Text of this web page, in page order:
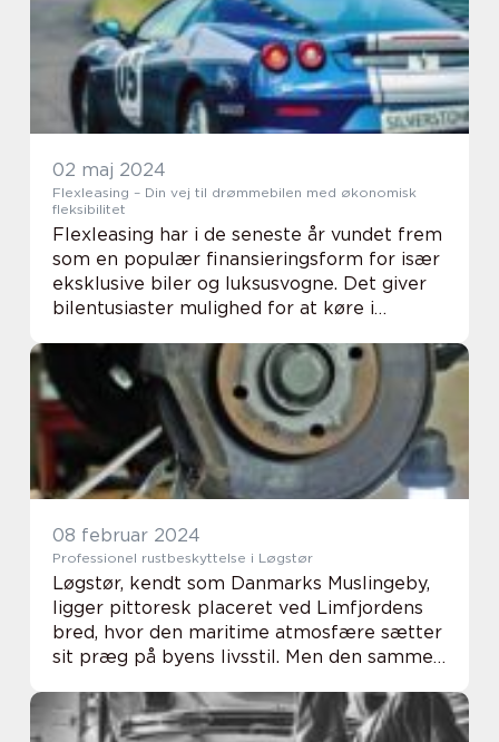
02 maj 2024
Flexleasing – Din vej til drømmebilen med økonomisk
fleksibilitet
Flexleasing har i de seneste år vundet frem
som en populær finansieringsform for især
eksklusive biler og luksusvogne. Det giver
bilentusiaster mulighed for at køre i
store investeringer og den høje værdita...
08 februar 2024
Professionel rustbeskyttelse i Løgstør
Løgstør, kendt som Danmarks Muslingeby,
ligger pittoresk placeret ved Limfjordens
bred, hvor den maritime atmosfære sætter
sit præg på byens livsstil. Men den samme
mindre behagelig sideeffekt: den fremmer
rustd...